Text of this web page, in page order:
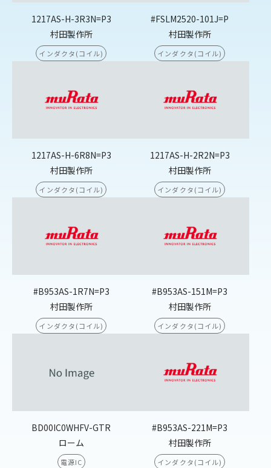
1217AS-H-3R3N=P3
村田製作所
インダクタ(コイル)
#FSLM2520-101J=P
村田製作所
インダクタ(コイル)
1217AS-H-6R8N=P3
村田製作所
インダクタ(コイル)
1217AS-H-2R2N=P3
村田製作所
インダクタ(コイル)
#B953AS-1R7N=P3
村田製作所
インダクタ(コイル)
#B953AS-151M=P3
村田製作所
インダクタ(コイル)
BD00IC0WHFV-GTR
ローム
電源IC
#B953AS-221M=P3
村田製作所
インダクタ(コイル)